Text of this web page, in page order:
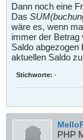
Dann noch eine
Das
wäre es, wenn
immer der Betrag
Saldo abgezogen
aktuellen Saldo
Stichworte: -
PHP